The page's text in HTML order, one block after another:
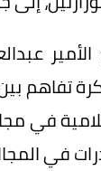
تفاهم
في
في